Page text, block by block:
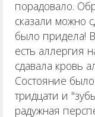
порадовало.
сказали можно
было придела!
есть аллергия
сдавала кровь
Состояние
тридцати и
радужная